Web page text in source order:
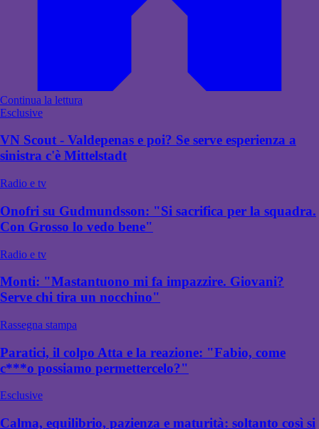
Continua la lettura
Esclusive
VN Scout - Valdepenas e poi? Se serve esperienza a
sinistra c'è Mittelstadt
Radio e tv
Onofri su Gudmundsson: "Si sacrifica per la squadra.
Con Grosso lo vedo bene"
Radio e tv
Monti: "Mastantuono mi fa impazzire. Giovani?
Serve chi tira un nocchino"
Rassegna stampa
Paratici, il colpo Atta e la reazione: "Fabio, come
c***o possiamo permettercelo?"
Esclusive
Calma, equilibrio, pazienza e maturità: soltanto così si